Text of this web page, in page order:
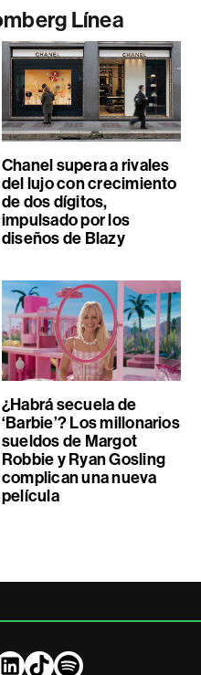
Línea
Chanel supera a rivales
del lujo con crecimiento
de dos dígitos,
impulsado por los
diseños de Blazy
¿Habrá secuela de
‘Barbie’? Los millonarios
sueldos de Margot
Robbie y Ryan Gosling
complican una nueva
película